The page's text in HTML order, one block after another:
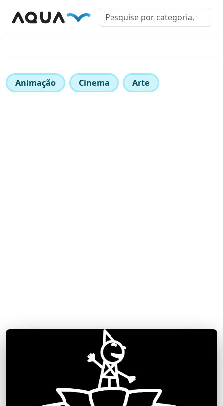
Animação Cinema Arte